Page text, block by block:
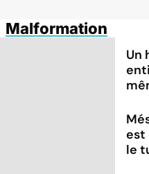
Malformation
Un
est
le